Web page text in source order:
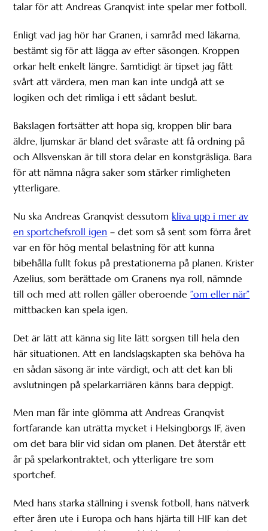
talar för att Andreas Granqvist inte spelar mer fotboll.
Enligt vad jag hör har Granen, i samråd med läkarna,
bestämt sig för att lägga av efter säsongen. Kroppen
orkar helt enkelt längre. Samtidigt är tipset jag fått
svårt att värdera, men man kan inte undgå att se
logiken och det rimliga i ett sådant beslut.
Bakslagen fortsätter att hopa sig, kroppen blir bara
äldre, ljumskar är bland det svåraste att få ordning på
och Allsvenskan är till stora delar en konstgräsliga. Bara
för att nämna några saker som stärker rimligheten
ytterligare.
Nu ska Andreas Granqvist dessutom kliva upp i mer av
en sportchefsroll igen – det som så sent som förra året
var en för hög mental belastning för att kunna
bibehålla fullt fokus på prestationerna på planen. Krister
Azelius, som berättade om Granens nya roll, nämnde
till och med att rollen gäller oberoende”om eller när”
mittbacken kan spela igen.
Det är lätt att känna sig lite lätt sorgsen till hela den
här situationen. Att en landslagskapten ska behöva ha
en sådan säsong är inte värdigt, och att det kan bli
avslutningen på spelarkarriären känns bara deppigt.
Men man får inte glömma att Andreas Granqvist
fortfarande kan uträtta mycket i Helsingborgs IF, även
om det bara blir vid sidan om planen. Det återstår ett
år på spelarkontraktet, och ytterligare tre som
sportchef.
Med hans starka ställning i svensk fotboll, hans nätverk
efter åren ute i Europa och hans hjärta till HIF kan det